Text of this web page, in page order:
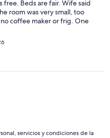
free. Beds are fair. Wife said
room was very small, too
coffee maker or frig. One
servicios y condiciones de la